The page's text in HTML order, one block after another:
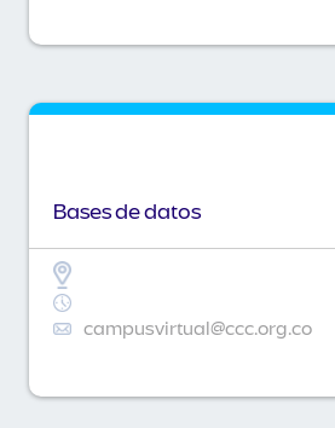
Bases de datos
campusvirtual@ccc.org.co